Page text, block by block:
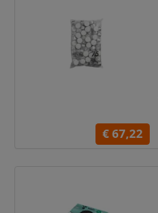
€ 67,22